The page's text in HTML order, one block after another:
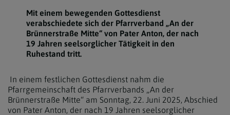
Mit einem bewegenden Gottesdienst
verabschiedete sich der Pfarrverband „An der
Brünnerstraße Mitte“ von Pater Anton, der nach
19 Jahren seelsorglicher Tätigkeit in den
Ruhestand tritt.
In einem festlichen Gottesdienst nahm die
Pfarrgemeinschaft des Pfarrverbands „An der
Brünnerstraße Mitte“ am Sonntag, 22. Juni 2025, Abschied
von Pater Anton, der nach 19 Jahren seelsorglicher